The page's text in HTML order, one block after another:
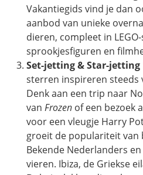
Vakantiegids vind je dan
aanbod van unieke
dieren, compleet in
sprookjesfiguren en
Set-jetting & Star-jetting
sterren inspireren steeds
Denk aan een trip naar
van Frozen of een bezoek
voor een vleugje Harry
groeit de populariteit van
Bekende Nederlanders
vieren. Ibiza, de Griekse